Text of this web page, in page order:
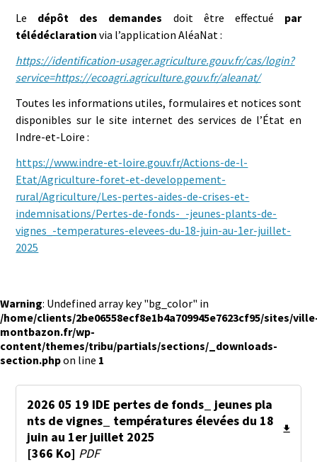
Le dépôt des demandes doit être effectué par
télédéclaration via l’application AléaNat :
https://identification-usager.agriculture.gouv.fr/cas/login?
service=https://ecoagri.agriculture.gouv.fr/aleanat/
Toutes les informations utiles, formulaires et notices sont
disponibles sur le site internet des services de l’État en
Indre-et-Loire :
https://www.indre-et-loire.gouv.fr/Actions-de-l-
Etat/Agriculture-foret-et-developpement-
rural/Agriculture/Les-pertes-aides-de-crises-et-
indemnisations/Pertes-de-fonds-_-jeunes-plants-de-
vignes_-temperatures-elevees-du-18-juin-au-1er-juillet-
2025
Warning: Undefined array key "bg_color" in
/home/clients/2be06558ecf8e1b4a709945e7623cf95/sites/
montbazon.fr/wp-
content/themes/tribu/partials/sections/_downloads-
section.phpon line 1
2026 05 19 IDE pertes de fonds_ jeunes pla
nts de vignes_ températures élevées du 18
juin au 1er juillet 2025
[366 Ko] PDF